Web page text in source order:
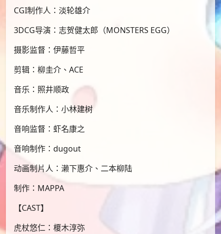
CGI制作人：淡轮雄介
3DCG导演：志贺健太郎（MONSTERS EGG）
摄影监督：伊藤哲平
剪辑：柳圭介、ACE
音乐：照井顺政
音乐制作人：小林建树
音响监督：虾名康之
音响制作：dugout
动画制片人：濑下惠介、二本柳陆
制作：MAPPA
【CAST】
虎杖悠仁：榎木淳弥